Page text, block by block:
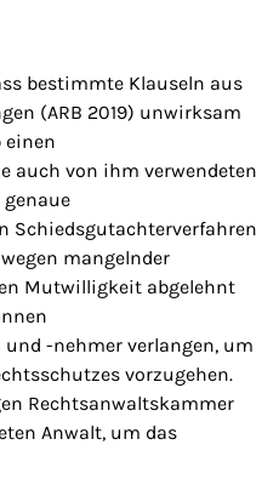
bestimmte Klauseln aus
(ARB 2019) unwirksam
einen
auch von ihm verwendeten
genaue
Schiedsgutachterverfahren
mangelnder
Mutwilligkeit abgelehnt
-nehmer verlangen, um
vorzugehen.
Rechtsanwaltskammer
Anwalt, um das